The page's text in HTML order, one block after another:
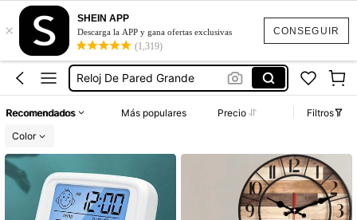
CONSEGUIR
×
SHEIN APP
Descarga la APP y gana ofertas exclusivas
(1,319)
Reloj De Pared 3d
Reloj De Pared
Reloj De Pared Grande
Reloj De Pared 3d
Reloj De Pared
Recomendados Más populares Precio
Filtros
Color